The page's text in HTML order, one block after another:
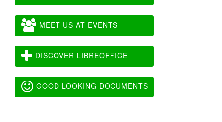
MEET US AT EVENTS
DISCOVER LIBREOFFICE
GOOD LOOKING DOCUMENTS